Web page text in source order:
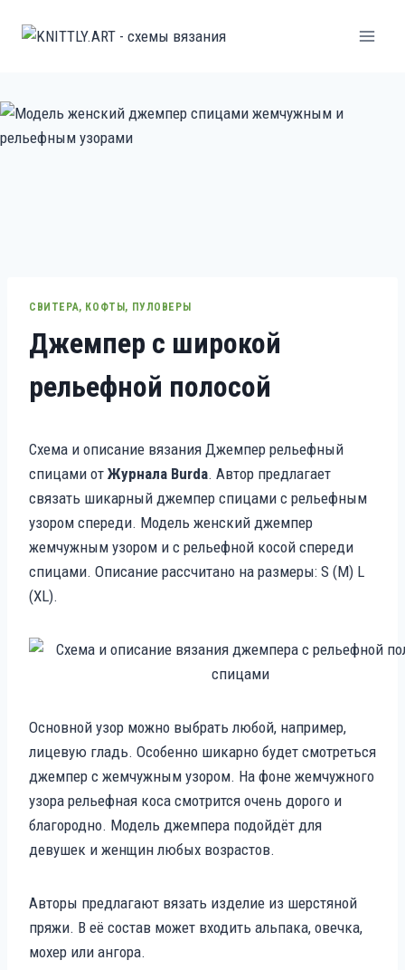
СВИТЕРА, КОФТЫ, ПУЛОВЕРЫ
Джемпер с широкой
рельефной полосой
Схема и описание вязания Джемпер рельефный
спицами от Журнала Burda. Автор предлагает
связать шикарный джемпер спицами с рельефным
узором спереди. Модель женский джемпер
жемчужным узором и с рельефной косой спереди
спицами. Описание рассчитано на размеры: S (M) L
(XL).
Основной узор можно выбрать любой, например,
лицевую гладь. Особенно шикарно будет смотреться
джемпер с жемчужным узором. На фоне жемчужного
узора рельефная коса смотрится очень дорого и
благородно. Модель джемпера подойдёт для
девушек и женщин любых возрастов.
Авторы предлагают вязать изделие из шерстяной
пряжи. В её состав может входить альпака, овечка,
мохер или ангора.